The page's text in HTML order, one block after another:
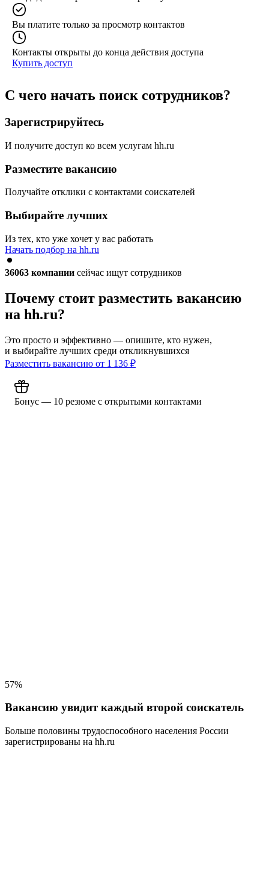
Вы платите только за просмотр контактов
Контакты открыты до конца действия доступа
Купить доступ
С чего начать поиск сотрудников?
Зарегистрируйтесь
И получите доступ ко всем услугам hh.ru
Разместите вакансию
Получайте отклики с контактами соискателей
Выбирайте лучших
Из тех, кто уже хочет у вас работать
Начать подбор на hh.ru
36063 компании сейчас ищут сотрудников
Почему стоит разместить вакансию
на hh.ru?
Это просто и эффективно — опишите, кто нужен,
и выбирайте лучших среди откликнувшихся
Разместить вакансию от 1 136 ₽
Бонус — 10 резюме с открытыми контактами
57%
Вакансию увидит каждый второй соискатель
Больше половины трудоспособного населения России
зарегистрированы на hh.ru